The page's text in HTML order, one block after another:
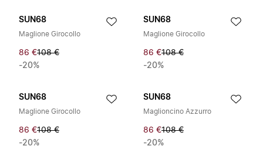
SUN68
Maglione Girocollo
86 €108 €
-20%
SUN68
Maglione Girocollo
86 €108 €
-20%
SUN68
Maglione Girocollo
86 €108 €
-20%
SUN68
Maglioncino Azzurro
86 €108 €
-20%